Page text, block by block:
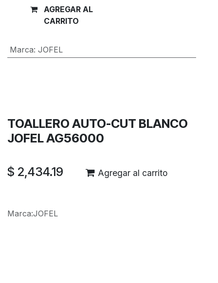
AGREGAR AL
CARRITO
Marca: JOFEL
TOALLERO AUTO-CUT BLANCO
JOFEL AG56000
$ 2,434.19 Agregar al carrito
Marca:JOFEL